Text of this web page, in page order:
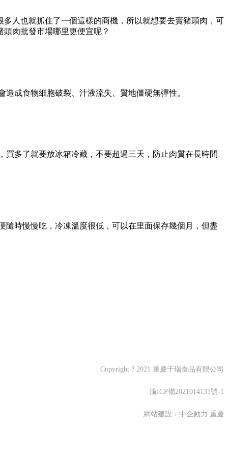
人也就抓住了一個這樣的商機，所以就想要去賣豬頭肉，可
肉批發市場哪里更便宜呢？
成食物細胞破裂、汁液流失、質地僵硬無彈性。
多了就要放冰箱冷藏，不要超過三天，防止肉質在長時間
時慢慢吃，冷凍溫度很低，可以在里面保存幾個月，但盡
Copyright ? 2021 重慶千瑞食品有限公司
渝ICP備2021014131號-1
網站建設： 中企動力 重慶